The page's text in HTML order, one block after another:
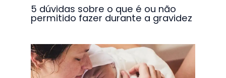
5 dúvidas sobre o que é ou não
permitido fazer durante a gravidez